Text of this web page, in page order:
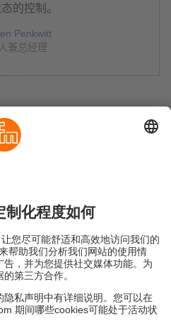
的控制。
Penkwitt
兼总经理
隐私政策